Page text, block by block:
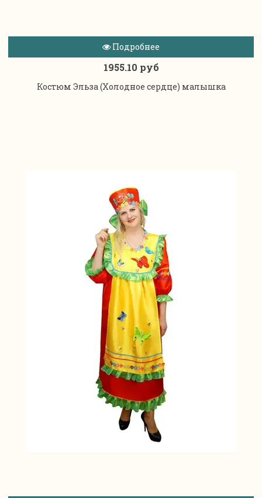
Подробнее
1955.10 руб
Костюм Эльза (Холодное сердце) малышка